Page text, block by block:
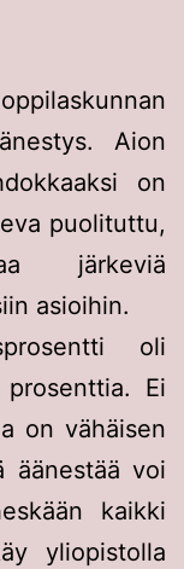
Aion
on
puolituttu,
järkeviä
asioihin.
oli
Ei
on vähäisen
äänestää voi
kaikki
yliopistolla